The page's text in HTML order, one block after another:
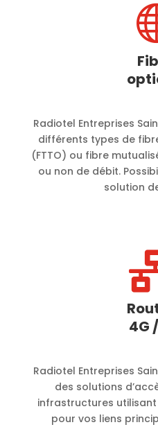
Radiotel Entreprises
différents types de
(FTTO) ou fibre
ou non de débit.
solution
4G
Radiotel Entreprises
des solutions
infrastructures
pour vos liens